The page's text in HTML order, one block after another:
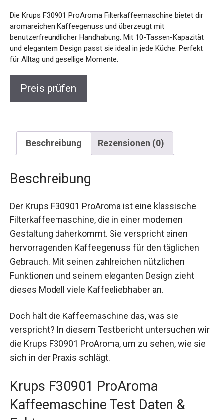
Die Krups F30901 ProAroma Filterkaffeemaschine bietet dir
aromareichen Kaffeegenuss und überzeugt mit
benutzerfreundlicher Handhabung. Mit 10-Tassen-Kapazität
und elegantem Design passt sie ideal in jede Küche. Perfekt
für Alltag und gesellige Momente.
Preis prüfen
Beschreibung Rezensionen (0)
Beschreibung
Der Krups F30901 ProAroma ist eine klassische
Filterkaffeemaschine, die in einer modernen
Gestaltung daherkommt. Sie verspricht einen
hervorragenden Kaffeegenuss für den täglichen
Gebrauch. Mit seinen zahlreichen nützlichen
Funktionen und seinem eleganten Design zieht
dieses Modell viele Kaffeeliebhaber an.
Doch hält die Kaffeemaschine das, was sie
verspricht? In diesem Testbericht untersuchen wir
die Krups F30901 ProAroma, um zu sehen, wie sie
sich in der Praxis schlägt.
Krups F30901 ProAroma
Kaffeemaschine Test Daten &